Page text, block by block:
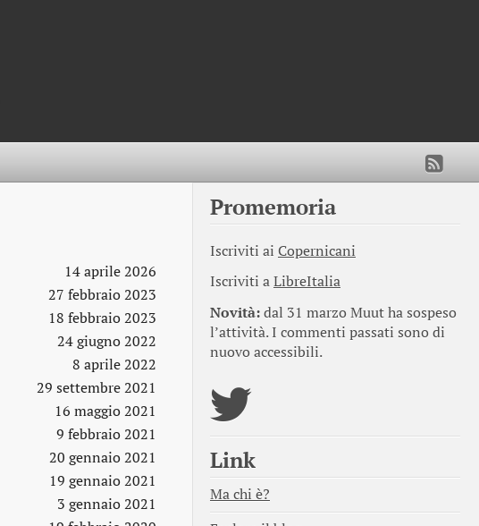
14 aprile 2026
27 febbraio 2023
18 febbraio 2023
24 giugno 2022
8 aprile 2022
29 settembre 2021
16 maggio 2021
9 febbraio 2021
20 gennaio 2021
19 gennaio 2021
3 gennaio 2021
Promemoria
Iscriviti ai Copernicani
Iscriviti aLibreItalia
Novità:dal 31 marzo Muut ha sospeso
l’attività. I commenti passati sono di
nuovo accessibili.
Link
Ma chi è?